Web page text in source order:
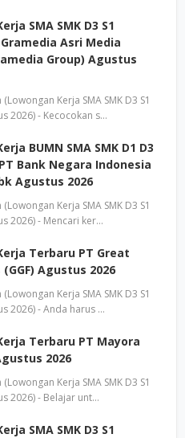
SMA SMK D3 S1
Asri Media
Group) Agustus
Kerja SMA SMK D3 S1
2026) - Kecocokan s…
BUMN SMA SMK D1 D3
Bank Negara Indonesia
Agustus 2026
Kerja SMA SMK D3 S1
2026) - Mencari ker…
Terbaru PT Great
Agustus 2026
Kerja SMA SMK D3 S1
2026) - Anda harus …
Terbaru PT Mayora
2026
Kerja SMA SMK D3 S1
2026) - Belajar unt…
SMA SMK D3 S1